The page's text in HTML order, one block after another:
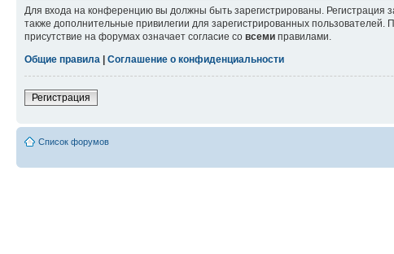
Для входа на конференцию вы должны быть зарегистрированы. Регистрация
также дополнительные привилегии для зарегистрированных
присутствие на форумах означает согласие со всеми правилами.
Общие правила
Соглашение о конфиденциальности
Регистрация
Список форумов